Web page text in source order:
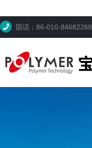
固话：86-010-84682268